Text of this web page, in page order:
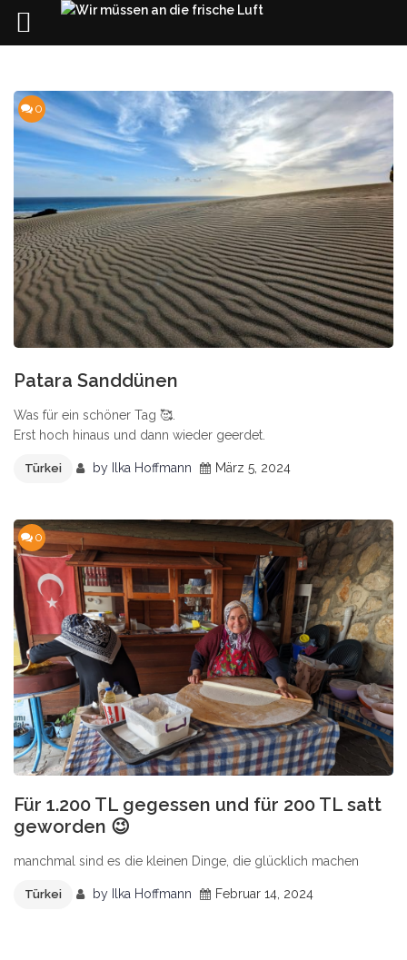
content
0
Patara Sanddünen
Was für ein schöner Tag 🥰.
Erst hoch hinaus und dann wieder geerdet.
Türkei by Ilka Hoffmann März 5, 2024
0
Für 1.200 TL gegessen und für 200 TL satt
geworden 😉
manchmal sind es die kleinen Dinge, die glücklich machen
Türkei by Ilka Hoffmann Februar 14, 2024